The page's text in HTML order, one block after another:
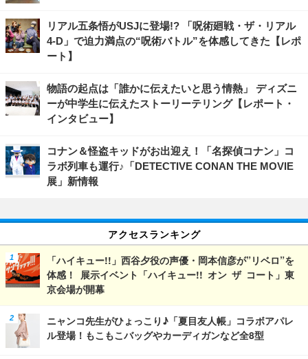
リアル五条悟がUSJに登場!? 「呪術廻戦・ザ・リアル
4-D」で迫力満点の“呪術バトル”を体感してきた【レポ
ート】
物語の起点は「誰かに伝えたいと思う情熱」 ディズニ
ーが中学生に伝えたストーリーテリング【レポート・
インタビュー】
コナン＆怪盗キッドがお出迎え！「名探偵コナン」コ
ラボ列車も運行♪「DETECTIVE CONAN THE MOVIE
展」新情報
アクセスランキング
「ハイキュー!!」西谷夕役の声優・岡本信彦が”リベロ”を
体感！ 展示イベント「ハイキュー!! オン ザ コート」東
京会場が開幕
ニャンコ先生がひょっこり♪「夏目友人帳」コラボアパレ
ル登場！もこもこバッグやカーディガンなど全8型